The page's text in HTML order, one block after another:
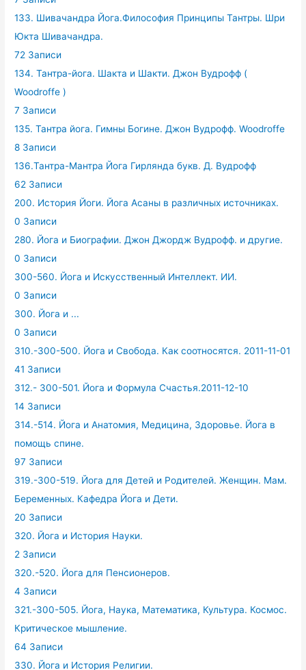
133. Шивачандра Йога.Философия Принципы Тантры. Шри
Юкта Шивачандра.
72 Записи
134. Тантра-йога. Шакта и Шакти. Джон Вудрофф (
Woodroffe )
7 Записи
135. Тантра йога. Гимны Богине. Джон Вудрофф. Woodroffe
8 Записи
136.Тантра-Мантра Йога Гирлянда букв. Д. Вудрофф
62 Записи
200. История Йоги. Йога Асаны в различных источниках.
0 Записи
280. Йога и Биографии. Джон Джордж Вудрофф. и другие.
0 Записи
300-560. Йога и Искусственный Интеллект. ИИ.
0 Записи
300. Йога и ...
0 Записи
310.-300-500. Йога и Свобода. Как соотносятся. 2011-11-01
41 Записи
312.- 300-501. Йога и Формула Счастья.2011-12-10
14 Записи
314.-514. Йога и Анатомия, Медицина, Здоровье. Йога в
помощь спине.
97 Записи
319.-300-519. Йога для Детей и Родителей. Женщин. Мам.
Беременных. Кафедра Йога и Дети.
20 Записи
320. Йога и История Науки.
2 Записи
320.-520. Йога для Пенсионеров.
4 Записи
321.-300-505. Йога, Наука, Математика, Культура. Космос.
Критическое мышление.
64 Записи
330. Йога и История Религии.